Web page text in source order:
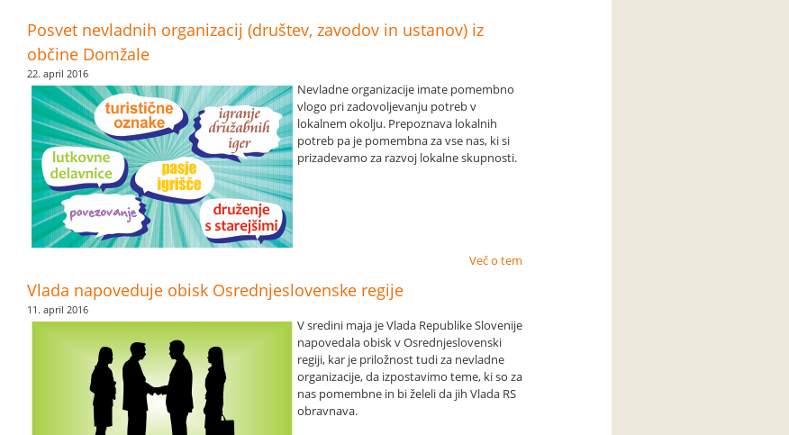
Posvet nevladnih organizacij (društev, zavodov in ustanov) iz
občine Domžale
22. april 2016
Nevladne organizacije imate pomembno
vlogo pri zadovoljevanju potreb v
lokalnem okolju. Prepoznava lokalnih
potreb pa je pomembna za vse nas, ki si
prizadevamo za razvoj lokalne skupnosti.
Več o tem
Vlada napoveduje obisk Osrednjeslovenske regije
11. april 2016
V sredini maja je Vlada Republike Slovenije
napovedala obisk v Osrednjeslovenski
regiji, kar je priložnost tudi za nevladne
organizacije, da izpostavimo teme, ki so za
nas pomembne in bi želeli da jih Vlada RS
obravnava.